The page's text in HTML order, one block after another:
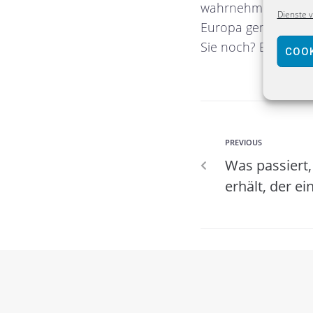
Dienste
wahrnehmbare
Europa gemacht.
Sie noch? Es
PREVIOUS
Was
erhält, der